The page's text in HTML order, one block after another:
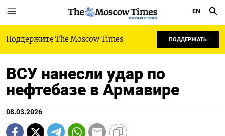
РУССКАЯ СЛУЖБА
EN
Поддержите The Moscow Times ПОДДЕРЖАТЬ
ВСУ нанесли удар по
нефтебазе в Армавире
08.03.2026